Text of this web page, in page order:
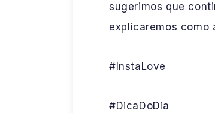
sugerimos que
explicaremos como
#InstaLove
#DicaDoDia